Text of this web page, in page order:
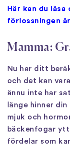
Här kan du
förlossningen
Mamma:
Nu har ditt
och det kan
ännu inte har
länge hinner
mjuk och
bäckenfogar
fördelar som